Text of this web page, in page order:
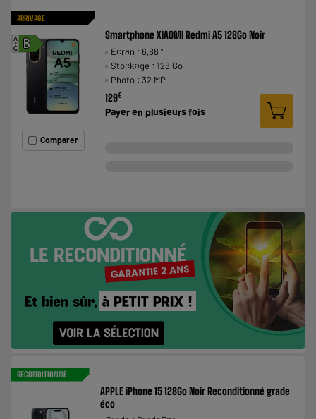
ARRIVAGE
B
A
G
Comparer
Smartphone XIAOMI Redmi A5 128Go Noir
Ecran : 6,88 "
Stockage : 128 Go
Photo : 32 MP
129€
Payer en plusieurs fois
RECONDITIONNÉ
APPLE iPhone 15 128Go Noir Reconditionné grade
éco